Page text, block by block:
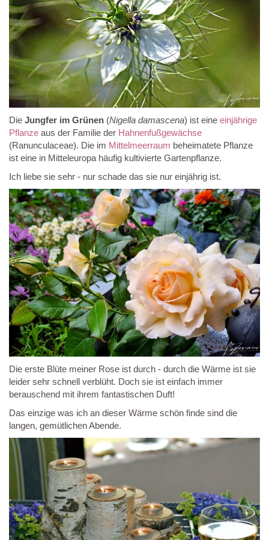
Die Jungfer im Grünen (Nigella damascena) ist eine einjährige
Pflanze aus der Familie der Hahnenfußgewächse
(Ranunculaceae). Die im Mittelmeerraum beheimatete Pflanze
ist eine in Mitteleuropa häufig kultivierte Gartenpflanze.
Ich liebe sie sehr - nur schade das sie nur einjährig ist.
Die erste Blüte meiner Rose ist durch - durch die Wärme ist sie
leider sehr schnell verblüht. Doch sie ist einfach immer
berauschend mit ihrem fantastischen Duft!
Das einzige was ich an dieser Wärme schön finde sind die
langen, gemütlichen Abende.